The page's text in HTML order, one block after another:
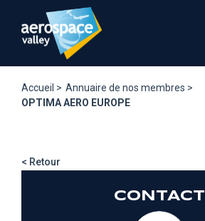
contenu
Accueil > Annuaire de nos membres >
OPTIMA AERO EUROPE
< Retour
CONTACT